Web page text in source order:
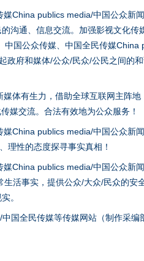
China publics media/中国公众新
沟通、信息交流。加强影视文化
国公众传媒、中国全民传媒
政府和媒体/公众/民众/公民之间的
体有生力，借助全球互联网主阵
媒交流。合法有效地为公众服务！
China publics media/中国公众新
理性的态度探寻事实真相！
China publics media/中国公众新
活事实，提供公众/大众/民众的安
。
国全民传媒等传媒网站（制作采
谢谢有你温暖了四季